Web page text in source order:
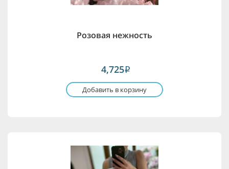
Розовая нежность
4,725i
Добавить в корзину